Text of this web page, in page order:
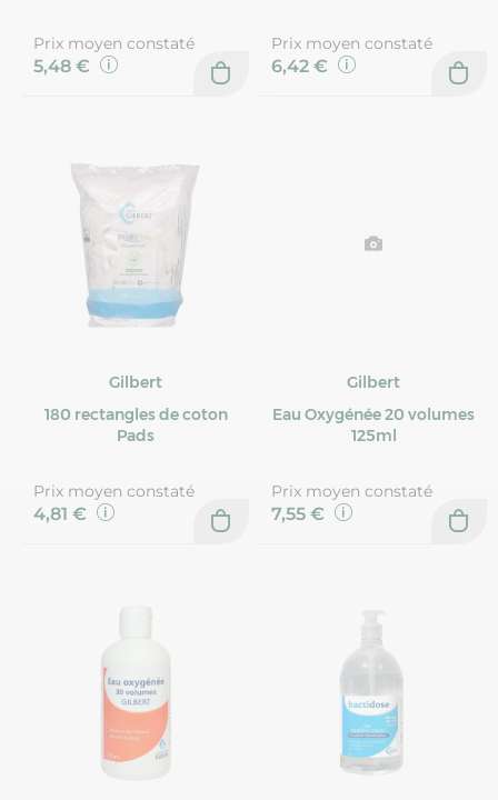
Prix moyen constaté
5,48 €
Prix moyen constaté
6,42 €
Gilbert
180 rectangles de coton
Pads
Prix moyen constaté
4,81 €
Gilbert
Eau Oxygénée 20 volumes
125ml
Prix moyen constaté
7,55 €